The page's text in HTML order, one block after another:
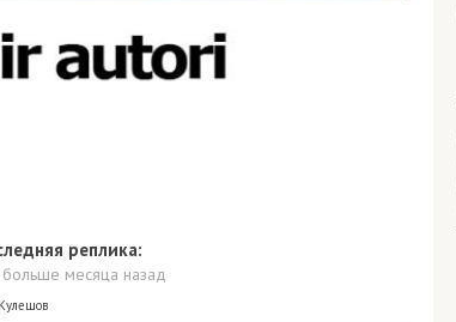
реплика:
больше месяца назад